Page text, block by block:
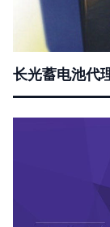
长光蓄电池代